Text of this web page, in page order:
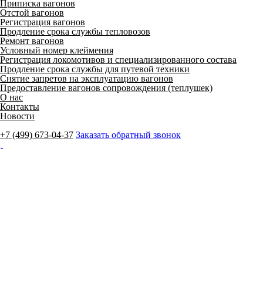
Приписка вагонов
Отстой вагонов
Регистрация вагонов
Продление срока службы тепловозов
Ремонт вагонов
Условный номер клеймения
Регистрация локомотивов и специализированного состава
Продление срока службы для путевой техники
Снятие запретов на эксплуатацию вагонов
Предоставление вагонов сопровождения (теплушек)
О нас
Контакты
Новости
+7 (499) 673-04-37 Заказать обратный звонок